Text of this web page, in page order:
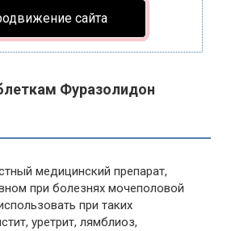
сайта
Фуразолидон
медицинский препарат,
при болезнях мочеполовой
при таких
уретрит, лямблиоз,